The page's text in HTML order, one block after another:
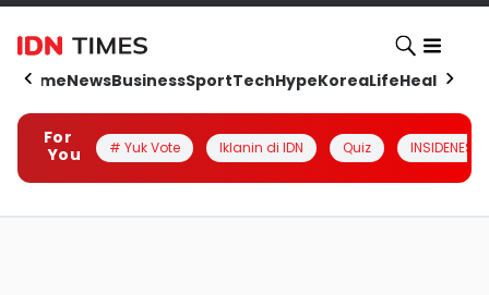
HomeNewsBusinessSportTechHypeKoreaLifeHealth
For
You
# Yuk Vote Iklanin di IDN Quiz INSIDENESIA